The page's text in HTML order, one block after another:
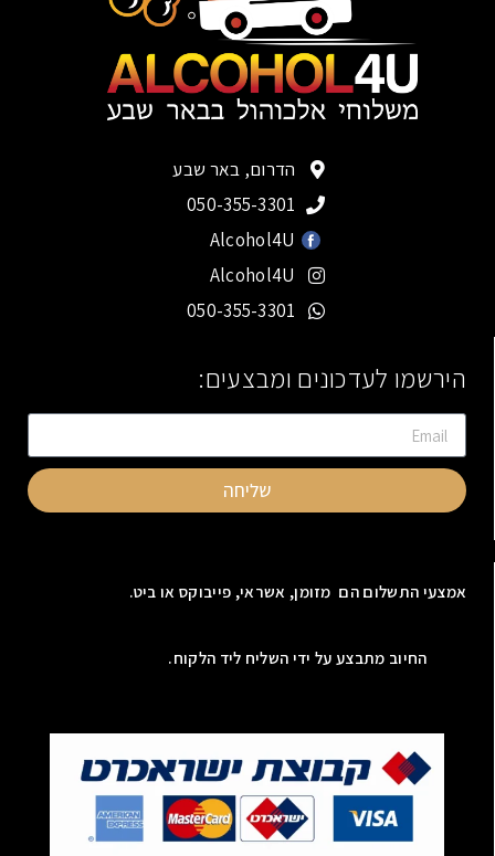
הדרום, באר שבע
050-355-3301
Alcohol4U
Alcohol4U
050-355-3301
הירשמו לעדכונים ומבצעים:
שליחה
אמצעי התשלום הם מזומן, אשראי, פייבוקס או ביט.
החיוב מתבצע על ידי השליח ליד הלקוח.